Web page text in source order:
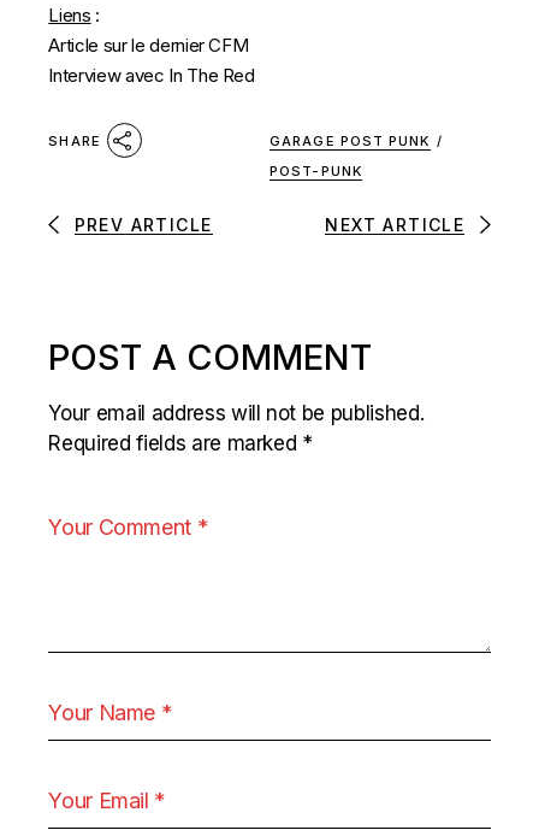
Liens :
Article sur le dernier CFM
Interview avec In The Red
SHARE GARAGE POST PUNK /
POST-PUNK
PREV ARTICLE NEXT ARTICLE
POST A COMMENT
Your email address will not be published.
Required fields are marked *